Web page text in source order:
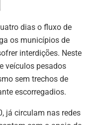
dias o fluxo de
os municípios de
interdições. Neste
veículos pesados
sem trechos de
escorregadios.
já circulam nas redes